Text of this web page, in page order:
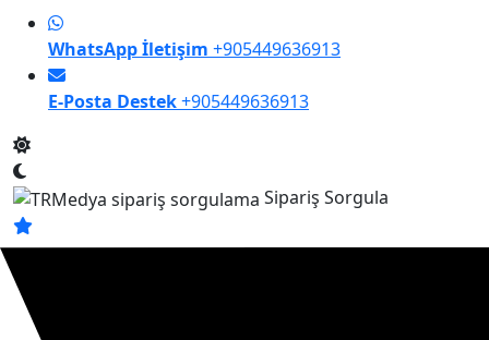
WhatsApp İletişim +905449636913
E-Posta Destek+905449636913
Sipariş Sorgula